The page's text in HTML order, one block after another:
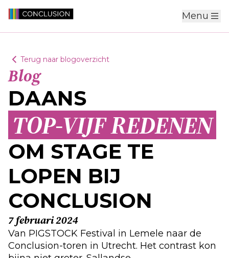
Menu
Terug naar blogoverzicht
Blog
DAANS
TOP-VIJF REDENEN
OM STAGE TE
LOPEN BIJ
CONCLUSION
7 februari 2024
Van PIGSTOCK Festival in Lemele naar de
Conclusion-toren in Utrecht. Het contrast kon